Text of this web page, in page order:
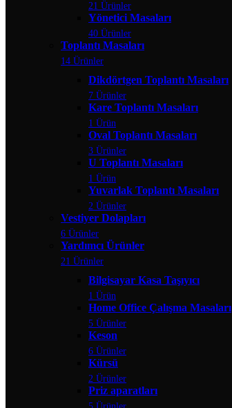
21 Ürünler
Yönetici Masaları
40 Ürünler
Toplantı Masaları
14 Ürünler
Dikdörtgen Toplantı Masaları
7 Ürünler
Kare Toplantı Masaları
1 Ürün
Oval Toplantı Masaları
3 Ürünler
U Toplantı Masaları
1 Ürün
Yuvarlak Toplantı Masaları
2 Ürünler
Vestiyer Dolapları
6 Ürünler
Yardımcı Ürünler
21 Ürünler
Bilgisayar Kasa Taşıyıcı
1 Ürün
Home Office Çalışma Masaları
5 Ürünler
Keson
6 Ürünler
Kürsü
2 Ürünler
Priz aparatları